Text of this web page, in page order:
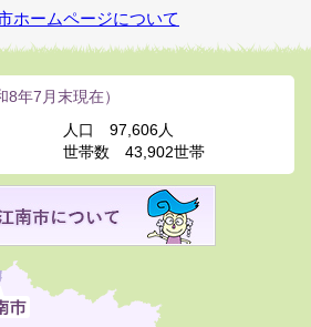
ホームページについて
8年7月末現在）
人口
97,606人
世帯数
43,902世帯